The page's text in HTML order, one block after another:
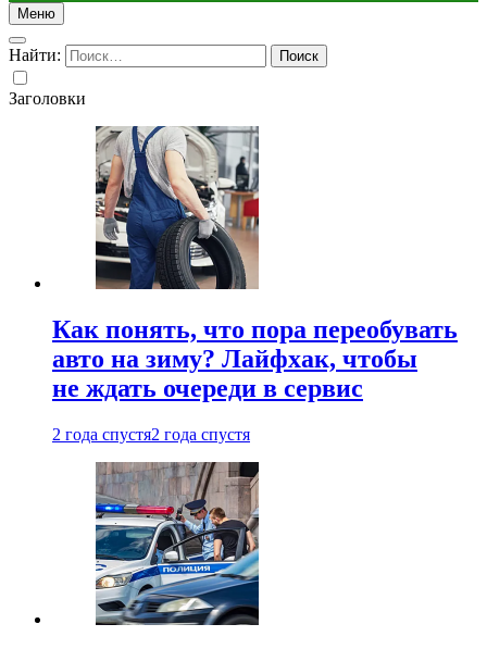
Меню
Найти:
Заголовки
Как понять, что пора переобувать
авто на зиму? Лайфхак, чтобы
не ждать очереди в сервис
2 года спустя2 года спустя